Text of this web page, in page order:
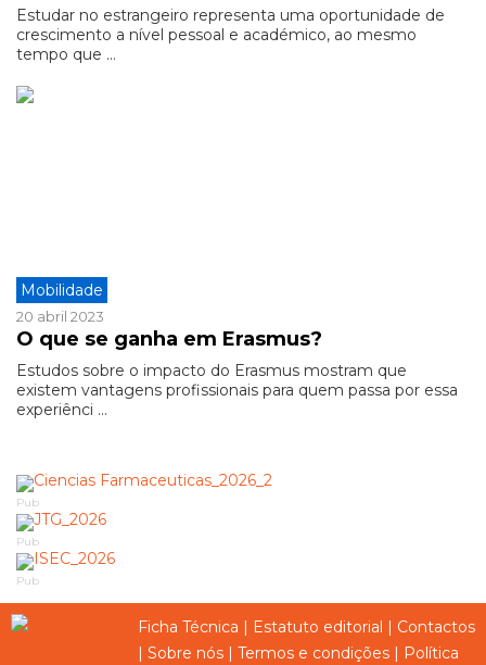
Estudar no estrangeiro representa uma oportunidade de
crescimento a nível pessoal e académico, ao mesmo
tempo que ...
Mobilidade
20 abril 2023
O que se ganha em Erasmus?
Estudos sobre o impacto do Erasmus mostram que
existem vantagens profissionais para quem passa por essa
experiênci ...
Pub
Pub
Pub
Ficha Técnica | Estatuto editorial | Contactos
| Sobre nós | Termos e condições | Política